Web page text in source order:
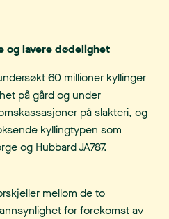
og lavere dødelighet
60 millioner kyllinger
på gård og under
på slakteri, og
kyllingtypen som
og Hubbard JA787.
mellom de to
for forekomst av